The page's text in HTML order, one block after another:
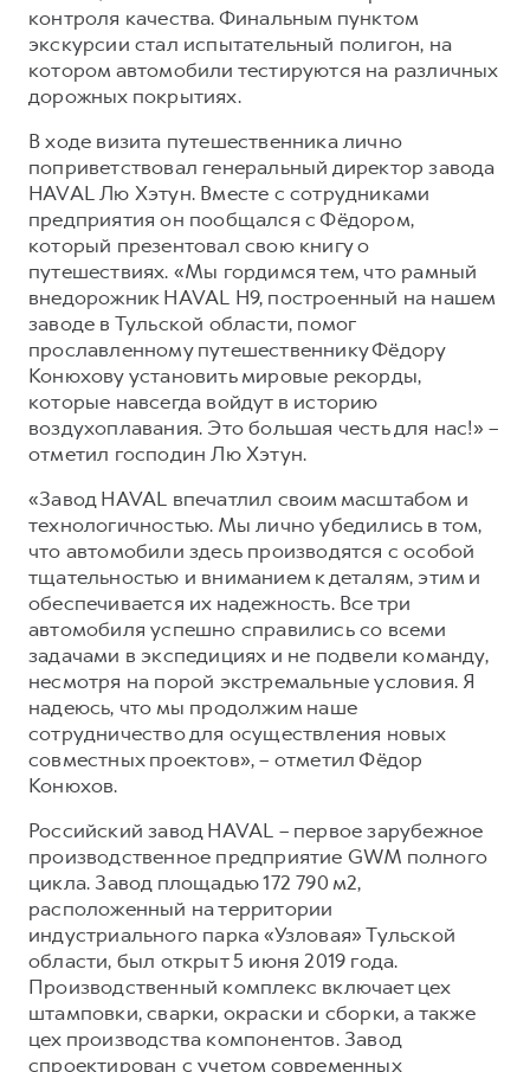
контроля качества. Финальным пунктом
экскурсии стал испытательный полигон, на
котором автомобили тестируются на различных
дорожных покрытиях.
В ходе визита путешественника лично
поприветствовал генеральный директор завода
HAVAL Лю Хэтун. Вместе с сотрудниками
предприятия он пообщался с Фёдором,
который презентовал свою книгу о
путешествиях. «Мы гордимся тем, что рамный
внедорожник HAVAL H9, построенный на нашем
заводе в Тульской области, помог
прославленному путешественнику Фёдору
Конюхову установить мировые рекорды,
которые навсегда войдут в историю
воздухоплавания. Это большая честь для нас!» –
отметил господин Лю Хэтун.
«Завод HAVAL впечатлил своим масштабом и
технологичностью. Мы лично убедились в том,
что автомобили здесь производятся с особой
тщательностью и вниманием к деталям, этим и
обеспечивается их надежность. Все три
автомобиля успешно справились со всеми
задачами в экспедициях и не подвели команду,
несмотря на порой экстремальные условия. Я
надеюсь, что мы продолжим наше
сотрудничество для осуществления новых
совместных проектов», – отметил Фёдор
Конюхов.
Российский завод HAVAL – первое зарубежное
производственное предприятие GWM полного
цикла. Завод площадью 172 790 м2,
расположенный на территории
индустриального парка «Узловая» Тульской
области, был открыт 5 июня 2019 года.
Производственный комплекс включает цех
штамповки, сварки, окраски и сборки, а также
цех производства компонентов. Завод
спроектирован с учетом современных